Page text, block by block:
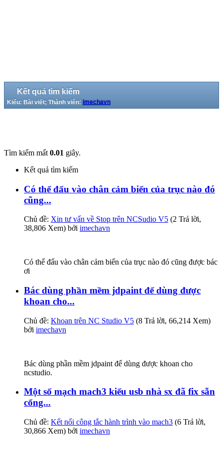
Kết quả tìm kiếm
Kiểu: Bài viết; Thành viên: imechavn
Tìm kiếm mất 0.01 giây.
Kết quả tìm kiếm
Có thể đấu vào chân cảm biến của trục nào đó
cũng...
Chủ đề: Xin tư vấn về Stop trên NCSudio V5 (2 Trả lời,
38,806 Xem) bởi imechavn
Có thể đấu vào chân cảm biến của trục nào đó cũng được bác
ơi
Bác dùng phần mềm jdpaint để dùng được
khoan cho...
Chủ đề: Khoan trên NC Studio V5 (8 Trả lời, 66,214 Xem)
bởi imechavn
Bác dùng phần mềm jdpaint để dùng được khoan cho
ncstudio.
Một số mạch mach3 kiểu usb nhà sx đã fix sẵn
cổng...
Chủ đề: Kết nối công tắc hành trình vào mach3 (6 Trả lời,
30,866 Xem) bởi imechavn